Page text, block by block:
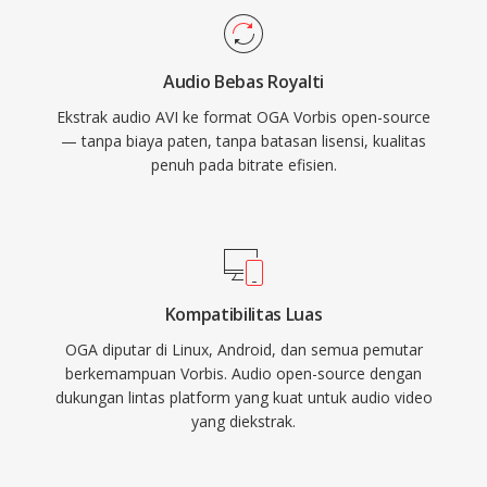
semua sistem operasi utama.
paten yang mempengaruhi format proprietary.
Format ini mendukung metadata komentar
Vorbis untuk menandai artis, album, dan
informasi track secara terstandar. OGA diputar
secara native di Firefox, browser berbasis
Chromium, VLC, dan sebagian besar lingkungan
Audio Bebas Royalti
Ekstrak audio AVI ke format OGA Vorbis open-source
— tanpa biaya paten, tanpa batasan lisensi, kualitas
penuh pada bitrate efisien.
Kompatibilitas Luas
OGA diputar di Linux, Android, dan semua pemutar
berkemampuan Vorbis. Audio open-source dengan
dukungan lintas platform yang kuat untuk audio video
yang diekstrak.